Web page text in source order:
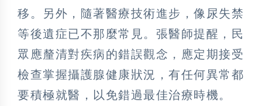
移。另外，隨著醫療技術進步，像尿失禁
等後遺症已不那麼常見。張醫師提醒，民
眾應釐清對疾病的錯誤觀念，應定期接受
檢查掌握攝護腺健康狀況，有任何異常都
要積極就醫，以免錯過最佳治療時機。